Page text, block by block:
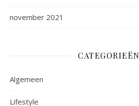
november 2021
CATEGORIEËN
Algemeen
Lifestyle